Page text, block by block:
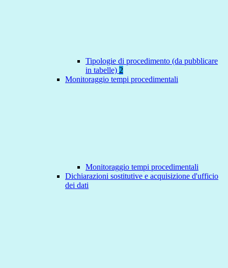
Tipologie di procedimento (da pubblicare
in tabelle) 2
Monitoraggio tempi procedimentali
Monitoraggio tempi procedimentali
Dichiarazioni sostitutive e acquisizione d'ufficio
dei dati